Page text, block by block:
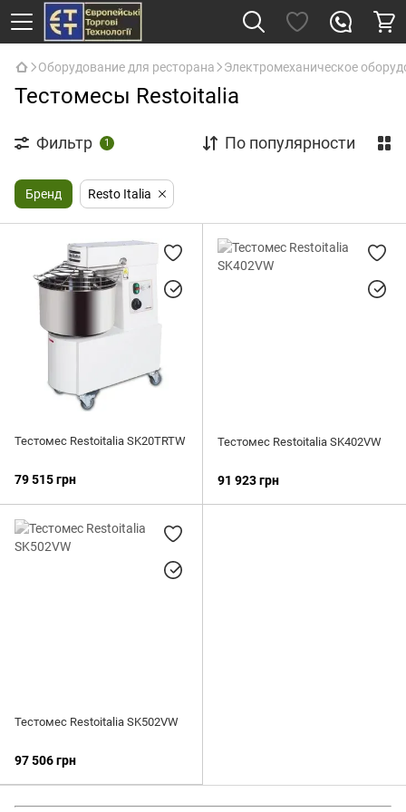
Оборудование для ресторана Электромеханическое
Тестомесы Restoitalia
Фильтр 1 По популярности
Бренд Resto Italia
Тестомес Restoitalia SK20TRTW
79 515 грн
Тестомес Restoitalia SK402VW
91 923 грн
Тестомес Restoitalia SK502VW
97 506 грн